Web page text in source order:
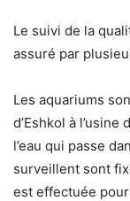
Le suivi de la
assuré par
Les aquariums
d’Eshkol à
l’eau qui passe
surveillent sont
est effectuée